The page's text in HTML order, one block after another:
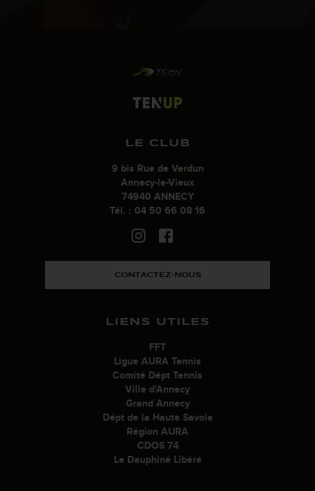
LE CLUB
9 bis Rue de Verdun
Annecy-le-Vieux
74940 ANNECY
Tél. : 04 50 66 08 16
CONTACTEZ-NOUS
LIENS UTILES
FFT
Ligue AURA Tennis
Comité Dépt Tennis
Ville d'Annecy
Grand Annecy
Dépt de la Haute Savoie
Région AURA
CDOS 74
Le Dauphiné Libéré